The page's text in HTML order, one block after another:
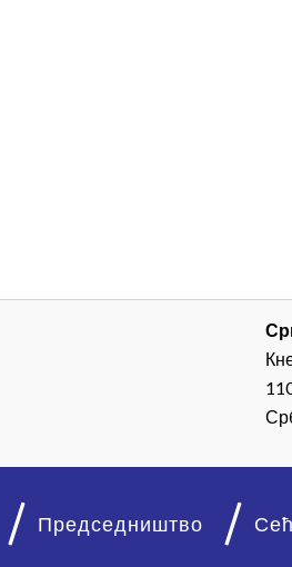
Председништво
© 2026. Српски